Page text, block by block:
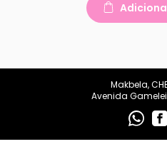
Makbela,
Avenida